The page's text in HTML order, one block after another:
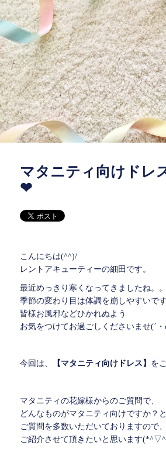
マタニティ向けドレ
❤
こんにちは(^^)/
レントアキューティーの細田です。
最近めっきり寒くなってきましたね。。
季節の変わり目は体調を崩しやすいで
皆様お風邪などひかれぬよう
お気をつけてお過ごしくださいませ(´
今回は、 【マタニティ向けドレス】 を
マタニティの花嫁様からのご質問で、
どんなものがマタニティ向けですか？
ご質問を多数いただいておりますので、
ご紹介させて頂きたいと思います